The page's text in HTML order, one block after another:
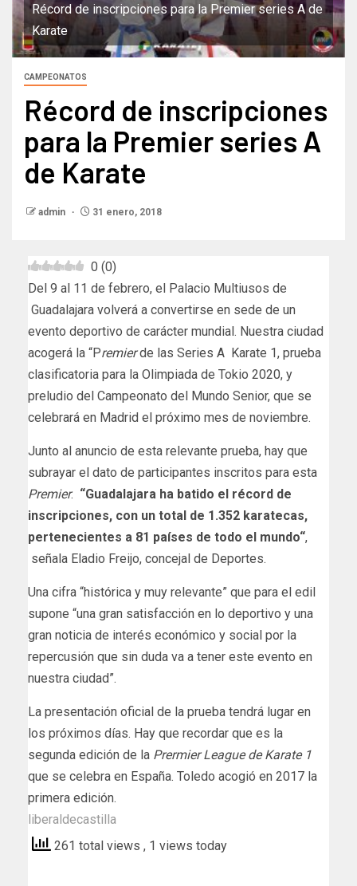
Récord de inscripciones para la Premier series A de
Karate
CAMPEONATOS
Récord de inscripciones
para la Premier series A
de Karate
admin 31 enero, 2018
0 (0)
Del 9 al 11 de febrero, el Palacio Multiusos de
Guadalajara volverá a convertirse en sede de un
evento deportivo de carácter mundial. Nuestra ciudad
acogerá la “Premierde las Series A Karate 1, prueba
clasificatoria para la Olimpiada de Tokio 2020, y
preludio del Campeonato del Mundo Senior, que se
celebrará en Madrid el próximo mes de noviembre.
Junto al anuncio de esta relevante prueba, hay que
subrayar el dato de participantes inscritos para esta
Premier. “Guadalajara ha batido el récord de
inscripciones, con un total de 1.352 karatecas,
pertenecientes a 81 países de todo el mundo“,
señala Eladio Freijo, concejal de Deportes.
Una cifra “histórica y muy relevante” que para el edil
supone “una gran satisfacción en lo deportivo y una
gran noticia de interés económico y social por la
repercusión que sin duda va a tener este evento en
nuestra ciudad”.
La presentación oficial de la prueba tendrá lugar en
los próximos días. Hay que recordar que es la
segunda edición de la Prermier League de Karate 1
que se celebra en España. Toledo acogió en 2017 la
primera edición.
liberaldecastilla
261 total views , 1 views today